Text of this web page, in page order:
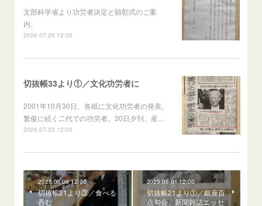
文部科学省より功労者決定と顕彰式のご案
内。
2026.07.29 12:00
切抜帳33より①／文化功労者に
2001年10月30日、各紙に文化功労者の発表。
繁俊に続く二代での功労者。30日夕刊、産…
2026.07.23 12:00
2025.06.06 12:00
切抜帳21より③／食べる
呑む
2025.06.01 12:00
切抜帳21より①／銀座百
点句会、新聞雑誌エッセ